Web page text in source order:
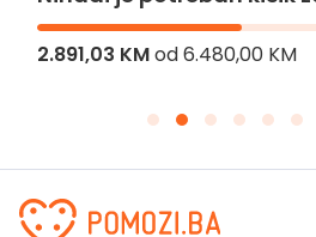
2.891,03 KMod6.480,00 KM